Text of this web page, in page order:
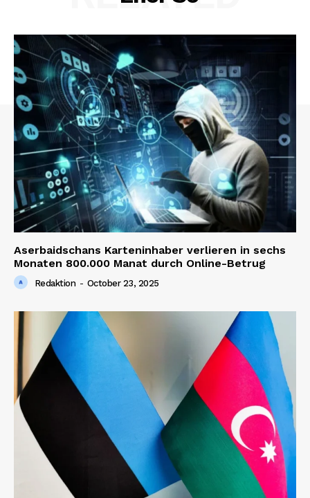
Aserbaidschans Karteninhaber verlieren in sechs
Monaten 800.000 Manat durch Online-Betrug
Redaktion - October 23, 2025